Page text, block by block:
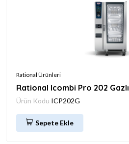
Rational Ürünleri
Rational Icombi Pro 202 Gazlı
Ürün Kodu ICP202G
Sepete Ekle